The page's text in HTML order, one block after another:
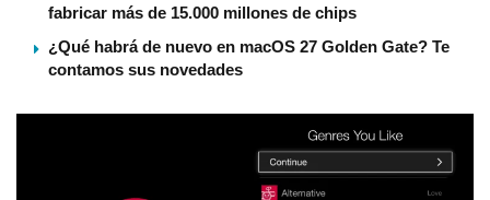
fabricar más de 15.000 millones de chips
¿Qué habrá de nuevo en macOS 27 Golden Gate? Te
contamos sus novedades